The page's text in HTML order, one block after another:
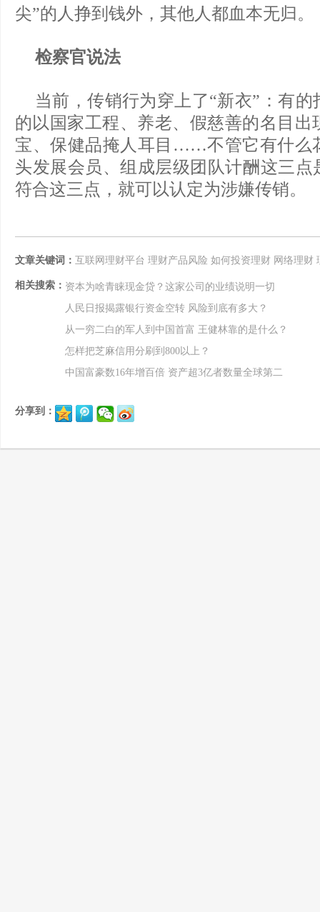
尖”的人挣到钱外，其他人都血本无归。
检察官说法
当前，传销行为穿上了“新衣”：有
的以国家工程、养老、假慈善的名目
宝、保健品掩人耳目……不管它有什么
头发展会员、组成层级团队计酬这三点
符合这三点，就可以认定为涉嫌传销。
文章关键词： 互联网理财平台 理财产品风险 如何投资理财 网络理财
相关搜索： 资本为啥青睐现金贷？这家公司的业绩说明一切
人民日报揭露银行资金空转 风险到底有多大？
从一穷二白的军人到中国首富 王健林靠的是什么？
怎样把芝麻信用分刷到800以上？
中国富豪数16年增百倍 资产超3亿者数量全球第二
分享到：